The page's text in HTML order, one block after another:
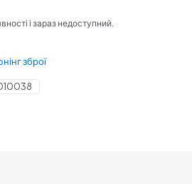
і зараз недоступний.
зброї